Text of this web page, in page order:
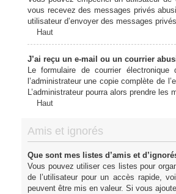
vous recevez des messages privés
utilisateur d’envoyer des messages
Haut
J’ai reçu un e-mail ou un courrier
Le formulaire de courrier
l’administrateur une copie complète de
L’administrateur pourra alors prendre les
Haut
Amis et ignorés
Que sont mes listes d’amis et
Vous pouvez utiliser ces listes pour
de l’utilisateur pour un accès rapide,
peuvent être mis en valeur. Si vous